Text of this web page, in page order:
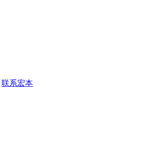
联系宏本